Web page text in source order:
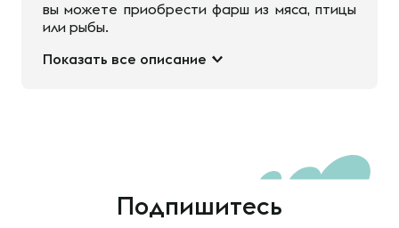
вы можете приобрести фарш из мяса, птицы
или рыбы.
Показать все описание
Подпишитесь